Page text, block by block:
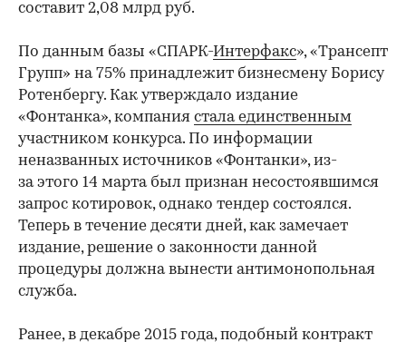
составит 2,08 млрд руб.
По данным базы «СПАРК-Интерфакс», «Трансепт
Групп» ​на 75% принадлежит бизнесмену Борису
Ротенбергу. Как утверждало издание
«Фонтанка», компания стала единственным
участником конкурса. По информации
неназванных источников «Фонтанки», из-
за этого 14 марта был признан несостоявшимся
запрос котировок, однако тендер состоялся.
Теперь в течение десяти дней, как замечает
издание, решение о законности данной
процедуры должна вынести антимонопольная
служба.
Ранее, в декабре 2015 года, подобный контракт